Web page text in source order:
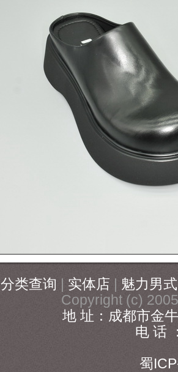
分类查询 | 实体店 | 魅力男式
Copyright (c)
地 址：成都市金
电 话
蜀